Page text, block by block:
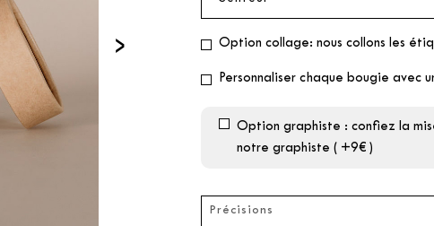
› Option collage: nous collons les
Personnaliser chaque bougie avec
Option graphiste : confiez la
notre graphiste ( +9€ )